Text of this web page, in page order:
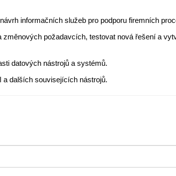
informačních služeb pro podporu firemních
požadavcích, testovat nová řešení a
datových nástrojů a systémů.
a dalších souvisejících nástrojů.